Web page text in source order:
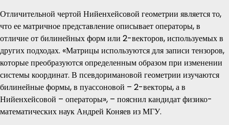
Отличительной чертой Нийенхейсовой геометрии является то,
что ее матричное представление описывает операторы, в
отличие от билинейных форм или 2-векторов, используемых в
других подходах. «Матрицы используются для записи тензоров,
которые преобразуются определенным образом при изменении
системы координат. В псевдоримановой геометрии изучаются
билинейные формы, в пуассоновой – 2-векторы, а в
Нийенхейсовой – операторы», – пояснил кандидат физико-
математических наук Андрей Коняев из МГУ.